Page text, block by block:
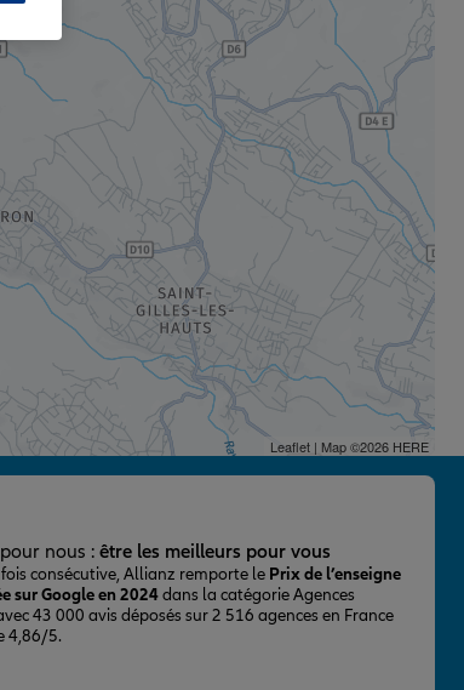
Leaflet| Map ©2026 HERE
nous : être les meilleurs pour vous
consécutive, Allianz remporte le Prix de l’enseigne
sur Google en 2024dans la catégorie Agences
43 000 avis déposés sur 2 516 agences en France
4,86/5.